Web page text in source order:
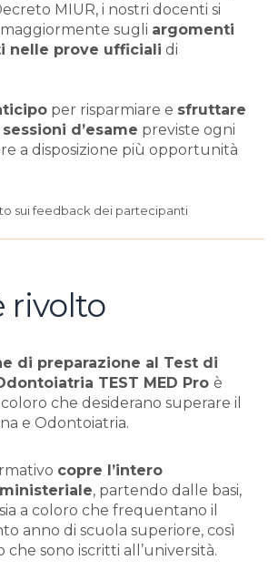
MIUR, i nostri docenti si
sugli argomenti
nelle prove ufficiali di
per risparmiare e sfruttare
d’esame previste ogni
a disposizione più opportunità
sui feedback dei partecipanti
rivolto
di preparazione al Test di
TEST MED Pro è
che desiderano superare il
e Odontoiatria.
copre l’intero
, partendo dalle basi,
a coloro che frequentano il
anno di scuola superiore, così
che sono iscritti all’università.